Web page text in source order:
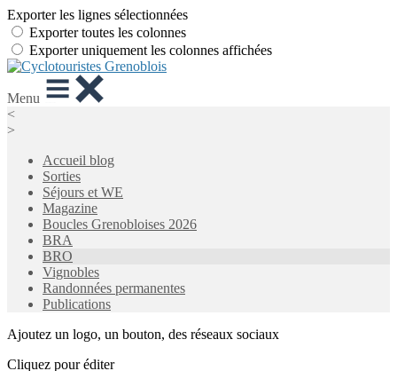
Exporter les lignes sélectionnées
Exporter toutes les colonnes
Exporter uniquement les colonnes affichées
Menu
<
>
Accueil blog
Sorties
Séjours et WE
Magazine
Boucles Grenobloises 2026
BRA
BRO
Vignobles
Randonnées permanentes
Publications
Ajoutez un logo, un bouton, des réseaux sociaux
Cliquez pour éditer